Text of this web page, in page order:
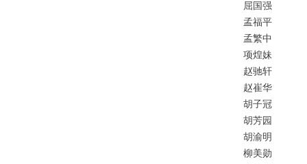
屈国强
孟福平
孟繁中
项煌妹
赵驰轩
赵崔华
胡子冠
胡芳园
胡渝明
柳美勋